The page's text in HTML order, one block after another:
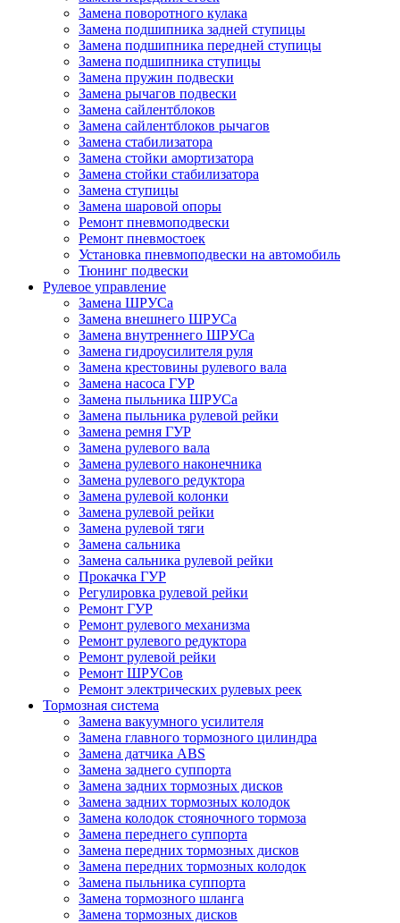
Замена поворотного кулака
Замена подшипника задней ступицы
Замена подшипника передней ступицы
Замена подшипника ступицы
Замена пружин подвески
Замена рычагов подвески
Замена сайлентблоков
Замена сайлентблоков рычагов
Замена стабилизатора
Замена стойки амортизатора
Замена стойки стабилизатора
Замена ступицы
Замена шаровой опоры
Ремонт пневмоподвески
Ремонт пневмостоек
Установка пневмоподвески на автомобиль
Тюнинг подвески
Рулевое управление
Замена ШРУСа
Замена внешнего ШРУСа
Замена внутреннего ШРУСа
Замена гидроусилителя руля
Замена крестовины рулевого вала
Замена насоса ГУР
Замена пыльника ШРУСа
Замена пыльника рулевой рейки
Замена ремня ГУР
Замена рулевого вала
Замена рулевого наконечника
Замена рулевого редуктора
Замена рулевой колонки
Замена рулевой рейки
Замена рулевой тяги
Замена сальника
Замена сальника рулевой рейки
Прокачка ГУР
Регулировка рулевой рейки
Ремонт ГУР
Ремонт рулевого механизма
Ремонт рулевого редуктора
Ремонт рулевой рейки
Ремонт ШРУСов
Ремонт электрических рулевых реек
Тормозная система
Замена вакуумного усилителя
Замена главного тормозного цилиндра
Замена датчика ABS
Замена заднего суппорта
Замена задних тормозных дисков
Замена задних тормозных колодок
Замена колодок стояночного тормоза
Замена переднего суппорта
Замена передних тормозных дисков
Замена передних тормозных колодок
Замена пыльника суппорта
Замена тормозного шланга
Замена тормозных дисков